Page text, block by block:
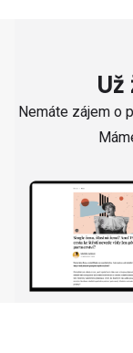
Nemáte zájem o